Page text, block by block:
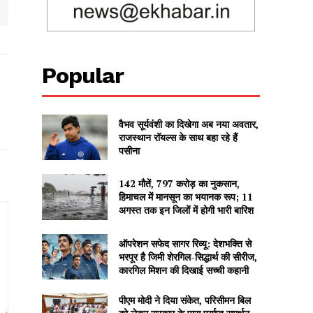
Popular
वैभव सूर्यवंशी का दिखेगा अब नया अवतार,
राजस्थान रॉयल्स के साथ बहा रहे हैं
पसीना
142 मौतें, 797 करोड़ का नुकसान,
हिमाचल में मानसून का भयानक रूप; 11
अगस्त तक इन जिलों में होगी भारी बारिश
ऑपरेशन सफेद सागर रिव्यू: देशभक्ति से
भरपूर है जिमी शेरगिल-सिद्धार्थ की सीरीज,
कारगिल मिशन की दिखाई सच्ची कहानी
पीएम मोदी ने दिया संकेत, परिसीमन बिल